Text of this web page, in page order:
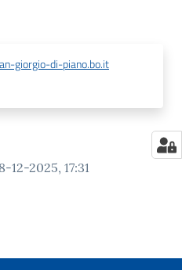
giorgio-di-piano.bo.it
12-2025, 17:31